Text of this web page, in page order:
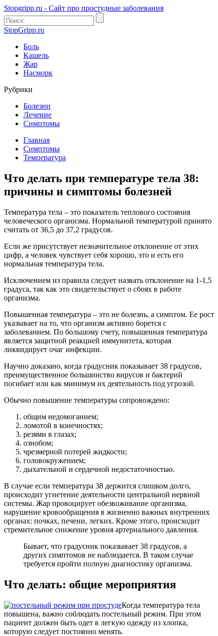
Stopgripp.ru - Cайт про простудные заболевания
StopGripp.ru
Боль
Кашель
Жар
Насморк
Рубрики
Болезни
Лечение
Симптомы
Главная
Симптомы
Температура
Что делать при температуре тела 38:
причины и симптомы болезней
Температура тела – это показатель теплового состояния
человеческого организма. Нормальной температурой принято
считать от 36,5 до 37,2 градусов.
Если же присутствует незначительное отклонение от этих
цифр, а человек чувствует себя хорошо, это и есть его
нормальная температура тела.
Исключением из правила следует назвать отклонение на 1-1,5
градуса, так как это свидетельствует о сбоях в работе
организма.
Повышенная температура – это не болезнь, а симптом. Ее рост
указывает на то, что организм активно борется с
заболеванием. По большому счету, повышенная температура
является защитной реакцией иммунитета, которая
ликвидирует очаг инфекции.
Научно доказано, когда градусник показывает 38 градусов,
преимущественное большинство вирусов и бактерий
погибает или как минимум их деятельность под угрозой.
Обычно повышение температуры сопровождено:
общим недомоганием;
ломотой в конечностях;
резями в глазах;
ознобом;
чрезмерной потерей жидкости;
головокружением;
дыхательной и сердечной недостаточностью.
В случае если температура 38 держится слишком долго,
происходит угнетение деятельности центральной нервной
системы. Жар провоцирует обезвоживание организма,
нарушение кровообращения в жизненно важных внутренних
органах: почках, печени, легких. Кроме этого, происходит
стремительное снижение уровня артериального давления.
Бывает, что градусник показывает 38 градусов, а
других симптомов не наблюдается. В таком случае
требуется пройти полную диагностику организма.
Что делать: общие мероприятия
Когда температура тела
повышена, важно соблюдать постельный режим. При этом
пациент должен быть одет в легкую одежду из хлопка,
которую следует постоянно менять.